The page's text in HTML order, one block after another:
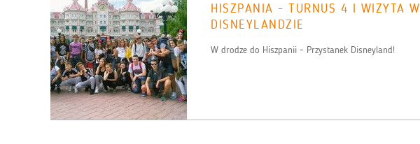
HISZPANIA - TURNUS 4 I WIZYTA W
DISNEYLANDZIE
W drodze do Hiszpanii - Przystanek Disneyland!